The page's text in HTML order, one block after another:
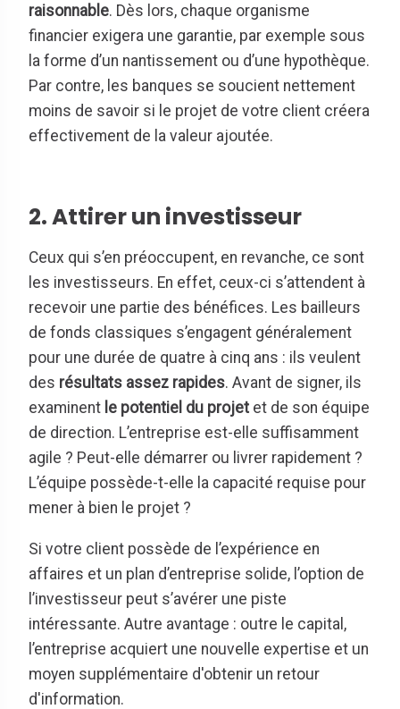
raisonnable. Dès lors, chaque organisme
financier exigera une garantie, par exemple sous
la forme d’un nantissement ou d’une hypothèque.
Par contre, les banques se soucient nettement
moins de savoir si le projet de votre client créera
effectivement de la valeur ajoutée.
2. Attirer un investisseur
Ceux qui s’en préoccupent, en revanche, ce sont
les investisseurs. En effet, ceux-ci s’attendent à
recevoir une partie des bénéfices. Les bailleurs
de fonds classiques s’engagent généralement
pour une durée de quatre à cinq ans : ils veulent
des résultats assez rapides. Avant de signer, ils
examinent le potentiel du projet et de son équipe
de direction. L’entreprise est-elle suffisamment
agile ? Peut-elle démarrer ou livrer rapidement ?
L’équipe possède-t-elle la capacité requise pour
mener à bien le projet ?
Si votre client possède de l’expérience en
affaires et un plan d’entreprise solide, l’option de
l’investisseur peut s’avérer une piste
intéressante. Autre avantage : outre le capital,
l’entreprise acquiert une nouvelle expertise et un
moyen supplémentaire d'obtenir un retour
d'information.